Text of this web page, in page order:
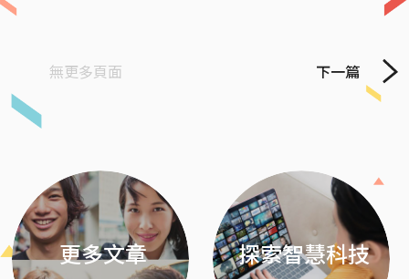
無更多頁面 下一篇
更多文章 探索智慧科技